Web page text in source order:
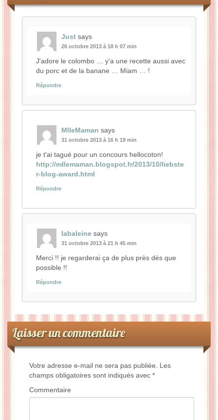
Just says
26 octobre 2013 à 18 h 07 min
J'adore le colombo … y'a une recette aussi avec
du porc et de la banane … Miam … !
Répondre
MlleMaman says
31 octobre 2013 à 16 h 19 min
je t'ai tagué pour un concours hellocoton!
http://mllemaman.blogspot.fr/2013/10/liebste
r-blog-award.html
Répondre
labaleine says
31 octobre 2013 à 21 h 45 min
Merci !! je regarderai ça de plus près dès que
possible !!
Répondre
Laisser un commentaire
Votre adresse e-mail ne sera pas publiée. Les
champs obligatoires sont indiqués avec *
Commentaire